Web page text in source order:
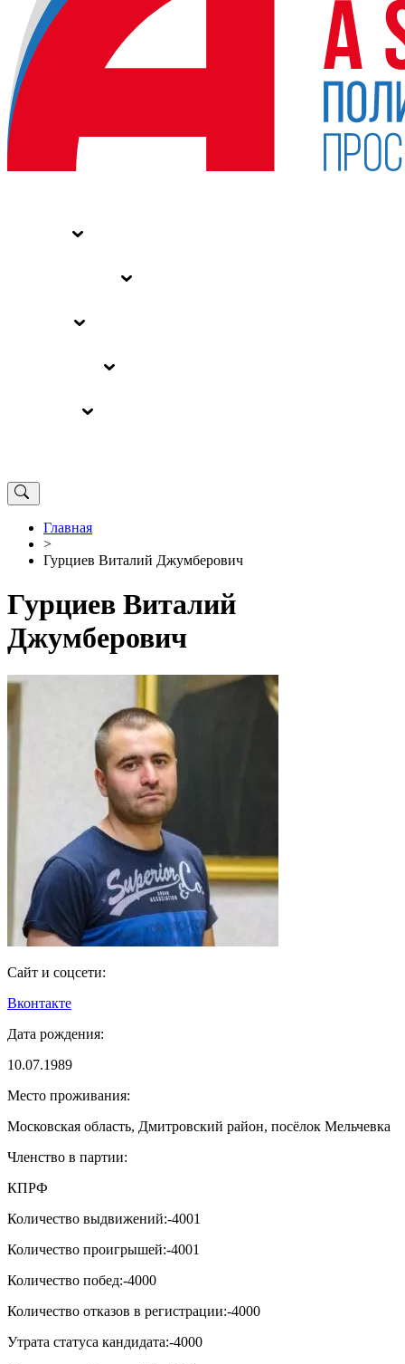
Главная
>
Гурциев Виталий Джумберович
Гурциев Виталий
Джумберович
Сайт и соцсети:
Вконтакте
Дата рождения:
10.07.1989
Место проживания:
Московская область, Дмитровский район, посёлок Мельчевка
Членство в партии:
КПРФ
Количество выдвижений:-4001
Количество проигрышей:-4001
Количество побед:-4000
Количество отказов в регистрации:-4000
Утрата статуса кандидата:-4000